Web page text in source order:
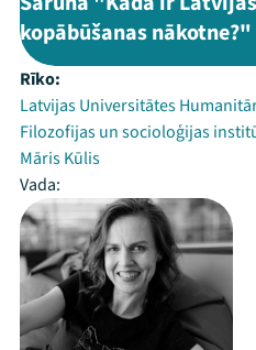
kopābūšanas nākotne?"
Rīko:
Latvijas Universitātes
Filozofijas un socioloģijas
Māris Kūlis
Vada: